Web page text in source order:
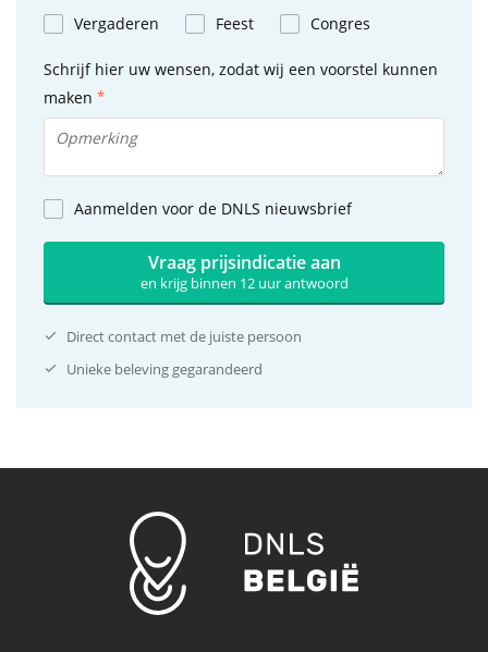
Vergaderen
Feest Congres
Schrijf hier uw wensen, zodat wij een voorstel kunnen
maken
Aanmelden voor de DNLS nieuwsbrief
Vraag prijsindicatie aan
en krijg binnen 12 uur antwoord
Direct contact met de juiste persoon
Unieke beleving gegarandeerd